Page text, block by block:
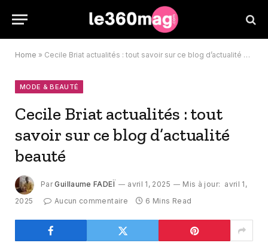
Home » Cecile Briat actualités : tout savoir sur ce blog d’actualité beauté
MODE & BEAUTÉ
Cecile Briat actualités : tout
savoir sur ce blog d’actualité
beauté
Par Guillaume FADEÏ avril 1, 2025 Mis à jour: avril 1,
2025
Aucun commentaire 6 Mins Read